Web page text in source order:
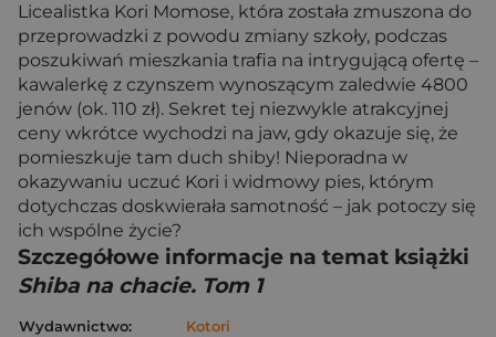
Licealistka Kori Momose, która została zmuszona do
przeprowadzki z powodu zmiany szkoły, podczas
poszukiwań mieszkania trafia na intrygującą ofertę –
kawalerkę z czynszem wynoszącym zaledwie 4800
jenów (ok. 110 zł). Sekret tej niezwykle atrakcyjnej
ceny wkrótce wychodzi na jaw, gdy okazuje się, że
pomieszkuje tam duch shiby! Nieporadna w
okazywaniu uczuć Kori i widmowy pies, którym
dotychczas doskwierała samotność – jak potoczy się
ich wspólne życie?
Szczegółowe informacje na temat książki
Shiba na chacie. Tom 1
Wydawnictwo:
Kotori